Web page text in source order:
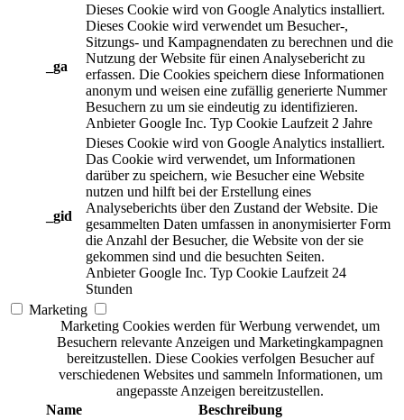
_ga
Dieses Cookie wird von Google Analytics installiert.
Dieses Cookie wird verwendet um Besucher-,
Sitzungs- und Kampagnendaten zu berechnen und die
Nutzung der Website für einen Analysebericht zu
erfassen. Die Cookies speichern diese Informationen
anonym und weisen eine zufällig generierte Nummer
Besuchern zu um sie eindeutig zu identifizieren.
Anbieter Google Inc. Typ Cookie Laufzeit 2 Jahre
_gid
Dieses Cookie wird von Google Analytics installiert.
Das Cookie wird verwendet, um Informationen
darüber zu speichern, wie Besucher eine Website
nutzen und hilft bei der Erstellung eines
Analyseberichts über den Zustand der Website. Die
gesammelten Daten umfassen in anonymisierter Form
die Anzahl der Besucher, die Website von der sie
gekommen sind und die besuchten Seiten.
Anbieter Google Inc. Typ Cookie Laufzeit 24
Stunden
Marketing
Marketing Cookies werden für Werbung verwendet, um
Besuchern relevante Anzeigen und Marketingkampagnen
bereitzustellen. Diese Cookies verfolgen Besucher auf
verschiedenen Websites und sammeln Informationen, um
angepasste Anzeigen bereitzustellen.
Name
Beschreibung